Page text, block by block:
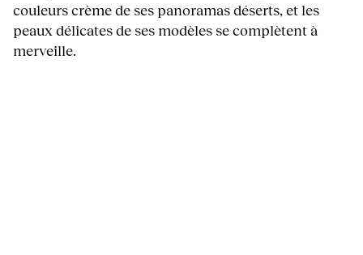
couleurs crème de ses panoramas déserts, et les
peaux délicates de ses modèles se complètent à
merveille.